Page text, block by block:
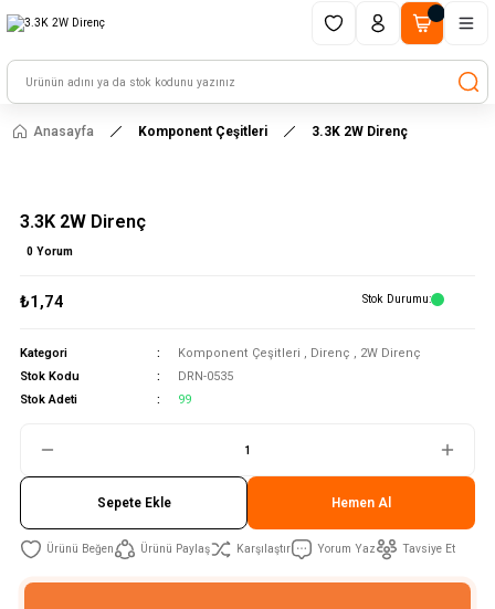
HAYAL ET - TASARLA - ÇALIŞTIR
Anasayfa Komponent Çeşitleri 3.3K 2W Direnç
3.3K 2W Direnç
0 Yorum
₺1,74 Stok Durumu
Kategori Komponent Çeşitleri , Direnç , 2W Direnç
Stok Kodu
DRN-0535
Stok Adeti
99
Sepete Ekle Hemen Al
Ürünü Paylaş Karşılaştır Yorum Yaz Tavsiye Et